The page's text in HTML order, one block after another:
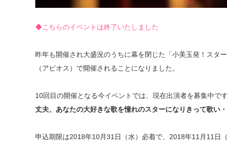
◆こちらのイベントは終了いたしました
昨年も開催され大盛況のうちに幕を閉じた「小美玉発！スタ
（アピオス）で開催されることになりました。
10回目の開催となる今イベントでは、現在出演者を募集中です
丈夫、あなたの大好きな歌を憧れのスターになりきって歌い
申込期限は2018年10月31日（水）必着で、2018年11月11日